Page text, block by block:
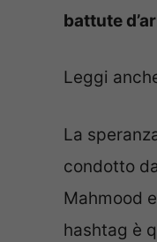
battute
Leggi
La
condotto da
Mahmood
hashtag è